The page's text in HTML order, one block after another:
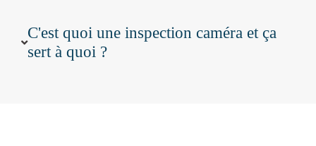
C'est quoi une inspection caméra et ça
sert à quoi ?